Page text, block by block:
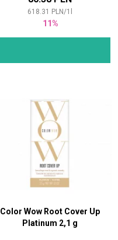
618.31 PLN/1
11%
Color Wow Root Cover Up
Platinum 2,1 g